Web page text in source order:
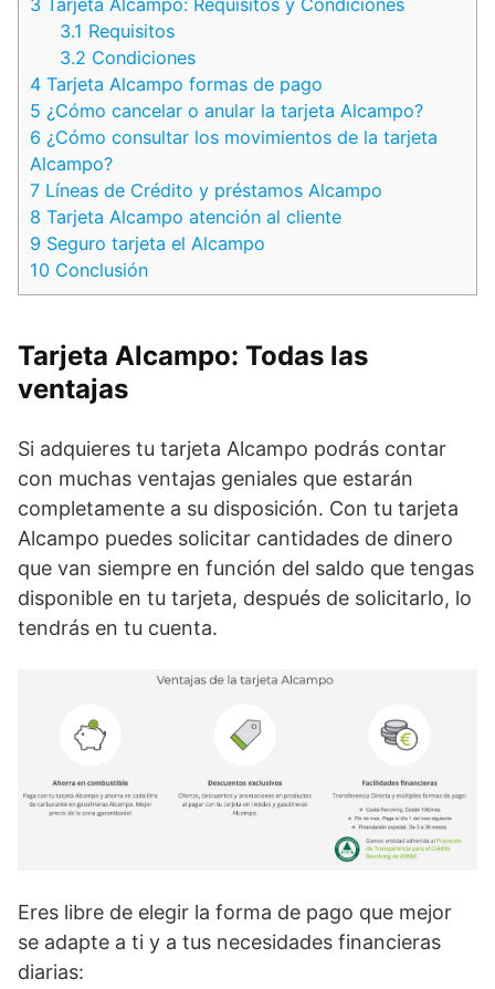
3.1 Requisitos
3.2 Condiciones
4 Tarjeta Alcampo formas de pago
5 ¿Cómo cancelar o anular la tarjeta Alcampo?
6 ¿Cómo consultar los movimientos de la tarjeta
Alcampo?
7 Líneas de Crédito y préstamos Alcampo
8 Tarjeta Alcampo atención al cliente
9 Seguro tarjeta el Alcampo
10 Conclusión
Tarjeta Alcampo: Todas las
ventajas
Si adquieres tu tarjeta Alcampo podrás contar
con muchas ventajas geniales que estarán
completamente a su disposición. Con tu tarjeta
Alcampo puedes solicitar cantidades de dinero
que van siempre en función del saldo que tengas
disponible en tu tarjeta, después de solicitarlo, lo
tendrás en tu cuenta.
Eres libre de elegir la forma de pago que mejor
se adapte a ti y a tus necesidades financieras
diarias: